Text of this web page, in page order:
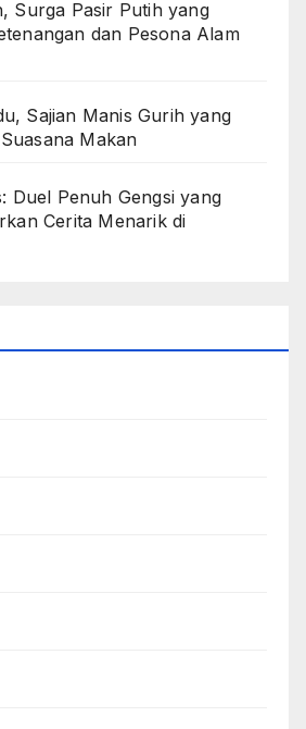
Surga Pasir Putih yang
dan Pesona Alam
Sajian Manis Gurih yang
Makan
Duel Penuh Gengsi yang
Cerita Menarik di